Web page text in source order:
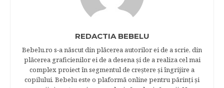
REDACTIA BEBELU
Bebelu.ro s-a născut din plăcerea autorilor ei de a scrie, din
plăcerea graficienilor ei de a desena şi de a realiza cel mai
complex proiect în segmentul de creştere şi îngrijire a
copilului. Bebelu este o plaformă online pentru părinţi şi